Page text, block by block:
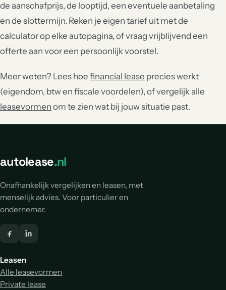
de aanschafprijs, de looptijd, een eventuele aanbetaling
en de slottermijn. Reken je eigen tarief uit met de
calculator op elke autopagina, of vraag vrijblijvend een
offerte aan voor een persoonlijk voorstel.
Meer weten? Lees hoe financial lease precies werkt
(eigendom, btw en fiscale voordelen), of vergelijk alle
leasevormen om te zien wat bij jouw situatie past.
autolease.nl
Onafhankelijk vergelijken en leasen, met
menselijk advies. Voor particulier en
ondernemer.
Leasen
Alle leasevormen
Private lease